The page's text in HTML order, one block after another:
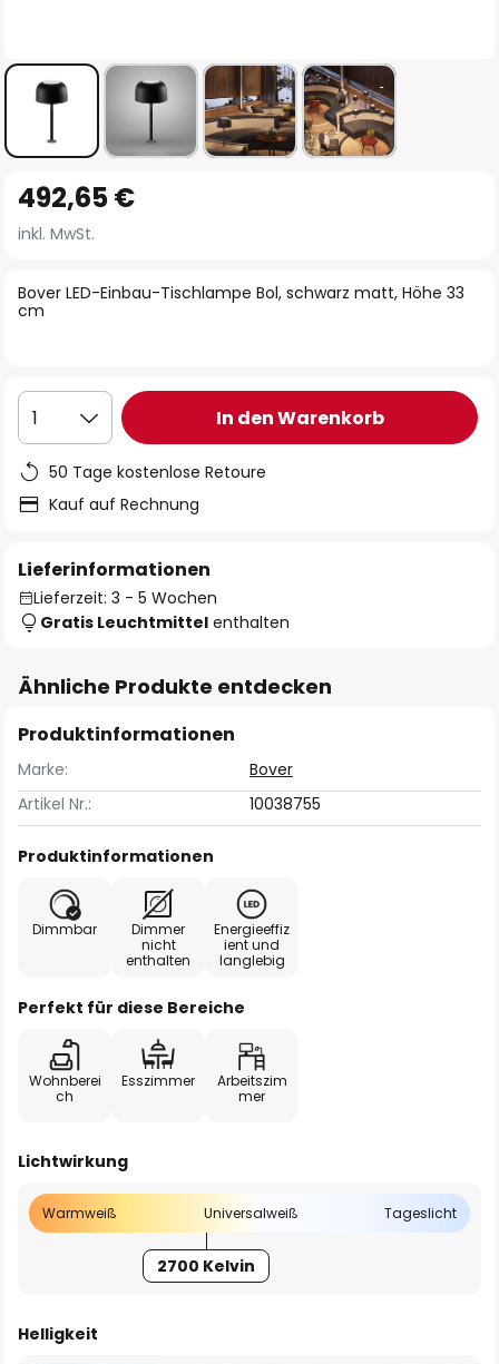
Anfang
der
springen
Bover LED-Einbau-Tischlampe Bol, schwarz matt, Höhe 33
cm
492,65 €
inkl. MwSt.
1 In den Warenkorb
50 Tage kostenlose Retoure
Kauf auf Rechnung
Lieferinformationen
Lieferzeit: 3 - 5 Wochen
Gratis Leuchtmittel enthalten
Ähnliche Produkte entdecken
Produktinformationen
Marke:
Bover
Artikel Nr.:
10038755
Produktinformationen
Dimmbar
Dimmer
nicht
enthalten
Energieeffiz
ient und
langlebig
Perfekt für diese Bereiche
Wohnberei
ch
Esszimmer
Arbeitszim
mer
Lichtwirkung
Warmweiß Universalweiß Tageslicht
2700 Kelvin
Helligkeit